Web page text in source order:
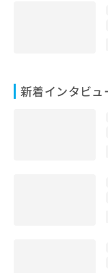
新着インタビュ